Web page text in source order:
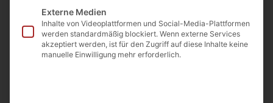
Beschreibung
Allergene
Externe Medien
Inhalte von Videoplattformen und Social-Media-Plattformen
werden standardmäßig blockiert. Wenn externe Services
akzeptiert werden, ist für den Zugriff auf diese Inhalte keine
manuelle Einwilligung mehr erforderlich.